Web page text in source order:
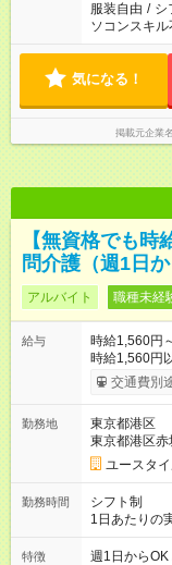
服装自由 / シ
ソコンスキル
気になる！
掲載元企業名
【無資格でも時
問介護（週1日
アルバイト 職種未経
給与
時給1,560円
時給1,560円
考慮して決定します 【収入例】 週1回勤
間×4回=4万9,920円 週3回勤務の場合
9,600円 【試用期間】試用期間あり 試用期間の長さ：2ヶ月
※ 雇用形態と
形態：本採用
交通費別
勤務地
東京都港区
東京都港区赤
ユースタ
勤務時間
シフト制
1日あたりの
の間で8時間勤務（
なし ＊＊ 勤務時間例 ＊＊ ■8時から17時 ■9時から18時 ■10
特徴 週1日からOK